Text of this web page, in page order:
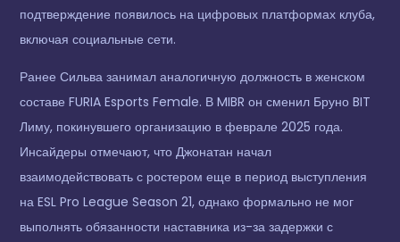
подтверждение появилось на цифровых платформах клуба,
включая социальные сети.
Ранее Сильва занимал аналогичную должность в женском
составе FURIA Esports Female. В MIBR он сменил Бруно BIT
Лиму, покинувшего организацию в феврале 2025 года.
Инсайдеры отмечают, что Джонатан начал
взаимодействовать с ростером еще в период выступления
на ESL Pro League Season 21, однако формально не мог
выполнять обязанности наставника из-за задержки с